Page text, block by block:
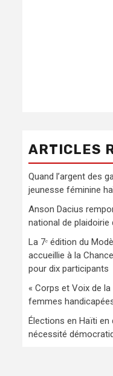
ARTICLES
Quand l’argent des
jeunesse féminine
Anson Dacius
national de plaidoirie
La 7ᵉ édition du
accueillie à la
pour dix participants
« Corps et Voix de la
femmes
Élections en Haïti en
nécessité